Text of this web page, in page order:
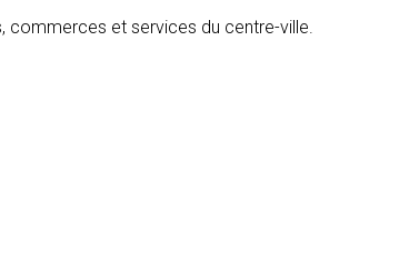
et services du centre-ville.